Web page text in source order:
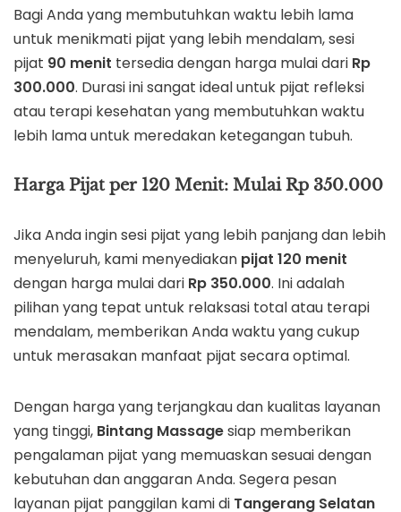
Bagi Anda yang membutuhkan waktu lebih lama
untuk menikmati pijat yang lebih mendalam, sesi
pijat 90 menit tersedia dengan harga mulai dari Rp
300.000. Durasi ini sangat ideal untuk pijat refleksi
atau terapi kesehatan yang membutuhkan waktu
lebih lama untuk meredakan ketegangan tubuh.
Harga Pijat per 120 Menit: Mulai Rp 350.000
Jika Anda ingin sesi pijat yang lebih panjang dan lebih
menyeluruh, kami menyediakan pijat 120 menit
dengan harga mulai dari Rp 350.000. Ini adalah
pilihan yang tepat untuk relaksasi total atau terapi
mendalam, memberikan Anda waktu yang cukup
untuk merasakan manfaat pijat secara optimal.
Dengan harga yang terjangkau dan kualitas layanan
yang tinggi, Bintang Massagesiap memberikan
pengalaman pijat yang memuaskan sesuai dengan
kebutuhan dan anggaran Anda. Segera pesan
layanan pijat panggilan kami di Tangerang Selatan